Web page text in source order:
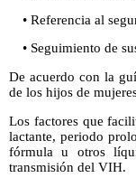
• Referencia al
• Seguimiento de
De acuerdo con la
de los hijos de
Los factores que
lactante, periodo
fórmula u otros
transmisión del VIH.